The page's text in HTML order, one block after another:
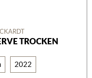
TROCKEN
2022